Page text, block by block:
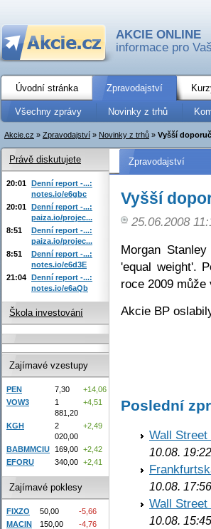
AKCIE ONLINE
informace pro
Úvodní stránka Zpravodajství
Všechny zprávy Novinky z trhů
Akcie.cz » Zpravodajství » Novinky z trhů » Vyšší
Zpravodajství
Vyšší
25.06.2008
Morgan
'equal weight'.
roce 2009
Akcie BP
Poslední
Wall
10.08. 19:22
10.08. 17:56
Wall
10.08. 15:45
Právě diskutujete
20:01 Denní report -...:
notes.io/e6gbc
20:01 Denní report -...:
paiza.io/projec...
8:51
Denní report -...:
paiza.io/projec...
8:51
Denní report -...:
notes.io/e6d3E
21:04 Denní report -...:
notes.io/e6aQb
Škola investování
Zajímavé vzestupy
PEN 7,30
+14,06
VOW3
1
881,20
+4,51
KGH
2
020,00
+2,49
BABMMCIU 169,00 +2,42
EFORU
340,00 +2,41
Zajímavé poklesy
FIXZO 50,00
-5,66
MACIN
150,00
-4,76